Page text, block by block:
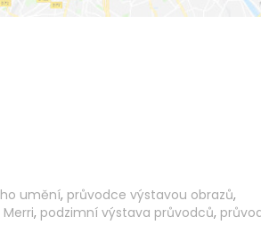
umění, průvodce výstavou obrazů,
, podzimní výstava průvodců,